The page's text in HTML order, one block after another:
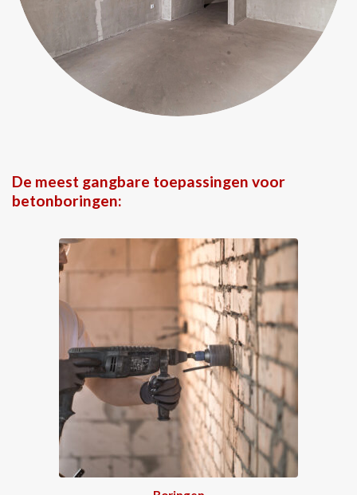
De meest gangbare toepassingen voor
betonboringen: